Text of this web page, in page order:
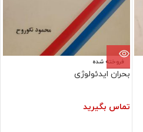
فروخته شده
بحران ایدئولوژی
تماس بگیرید